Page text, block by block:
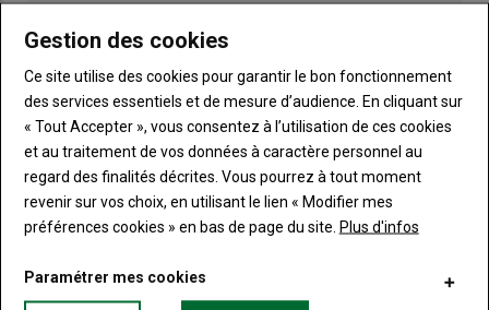
Gestion des cookies
Ce site utilise des cookies pour garantir le bon fonctionnement
des services essentiels et de mesure d’audience. En cliquant sur
« Tout Accepter », vous consentez à l’utilisation de ces cookies
et au traitement de vos données à caractère personnel au
regard des finalités décrites. Vous pourrez à tout moment
revenir sur vos choix, en utilisant le lien « Modifier mes
préférences cookies » en bas de page du site. Plus d'infos
Paramétrer mes cookies